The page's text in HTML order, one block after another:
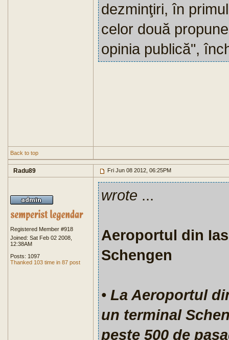
dezminţiri, în
celor două
opinia publică",
Back to top
Radu89 Fri Jun 08 2012, 06:25PM
Registered Member #918
Joined: Sat Feb 02 2008,
12:38AM
Posts: 1097
Thanked 103 time in 87 post
wrote ...
Aeroportul din
Schengen
• La Aeroportul
un terminal
peste 500 de